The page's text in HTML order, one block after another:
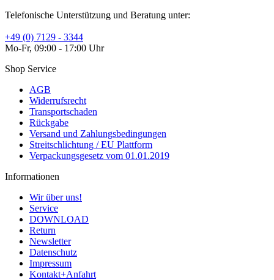
Telefonische Unterstützung und Beratung unter:
+49 (0) 7129 - 3344
Mo-Fr, 09:00 - 17:00 Uhr
Shop Service
AGB
Widerrufsrecht
Transportschaden
Rückgabe
Versand und Zahlungsbedingungen
Streitschlichtung / EU Plattform
Verpackungsgesetz vom 01.01.2019
Informationen
Wir über uns!
Service
DOWNLOAD
Return
Newsletter
Datenschutz
Impressum
Kontakt+Anfahrt